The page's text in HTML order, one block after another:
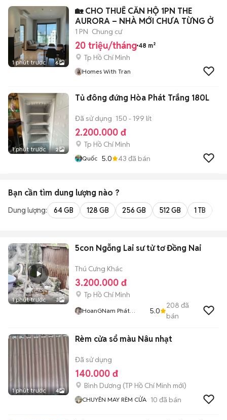
1 phút trước 6
🏡 CHO THUÊ CĂN HỘ 1PN THE
AURORA – NHÀ MỚI CHƯA TỪNG Ở
1 PN Chung cư
20 triệu/tháng 48 m²
Tp Hồ Chí Minh
Homes With Tran
1 phút trước 2
Tủ đông đứng Hòa Phát Trắng 180L
Đã sử dụng 150 - 199 lít
2.200.000 đ
Tp Hồ Chí Minh
Quốc 5.0 43 đã bán
Bạn cần tìm dung lượng nào ?
Dung lượng: 64 GB 128 GB 256 GB 512 GB 1 TB
1 phút trước 3
5con Ngỗng Lai sư tử tơ Đồng Nai
Thú Cưng Khác
3.200.000 đ
Tp Hồ Chí Minh
HoanGNam Phát
5.0
208 đã
bán
1 phút trước 4
Rèm cửa sổ màu Nâu nhạt
Đã sử dụng
140.000 đ
Bình Dương (TP Hồ Chí Minh mới)
CHUYÊN MAY RÈM CỬA 10 đã bán